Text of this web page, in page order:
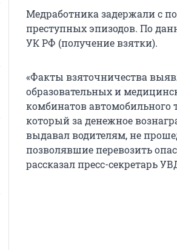
Медработника задержали с
преступных эпизодов. По
УК РФ (получение взятки).
«Факты взяточничества
образовательных и
комбинатов автомобильного
который за денежное
выдавал водителям, не
позволявшие перевозить
рассказал пресс-секретарь